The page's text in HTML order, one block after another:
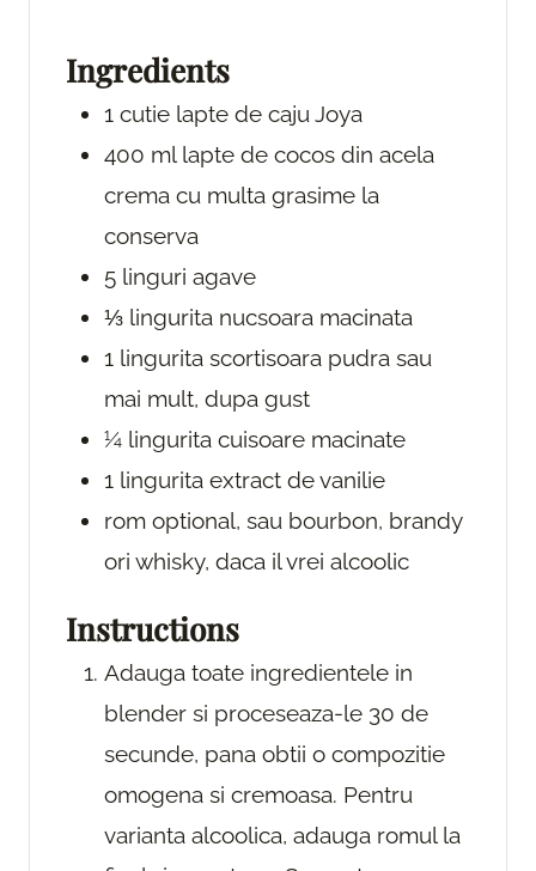
s
Ingredients
1 cutie lapte de caju Joya
400 ml lapte de cocos din acela
crema cu multa grasime la
conserva
5 linguri agave
⅓ lingurita nucsoara macinata
1 lingurita scortisoara pudra sau
mai mult, dupa gust
¼ lingurita cuisoare macinate
1 lingurita extract de vanilie
rom optional, sau bourbon, brandy
ori whisky, daca il vrei alcoolic
Instructions
Adauga toate ingredientele in
blender si proceseaza-le 30 de
secunde, pana obtii o compozitie
omogena si cremoasa. Pentru
varianta alcoolica, adauga romul la